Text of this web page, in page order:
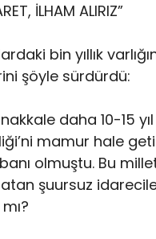
İLHAM ALIRIZ”
bin yıllık
şöyle sürdürdü:
daha 10-15
mamur hale
olmuştu. Bu
şuursuz